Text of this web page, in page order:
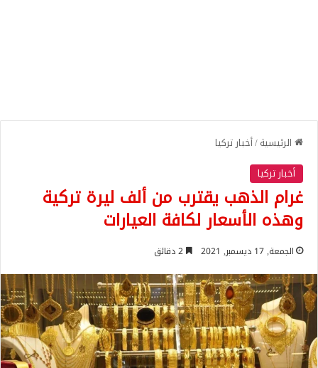
الرئيسية/أخبار تركيا
أخبار تركيا
غرام الذهب يقترب من ألف ليرة تركية
وهذه الأسعار لكافة العيارات
الجمعة, 17 ديسمبر, 2021